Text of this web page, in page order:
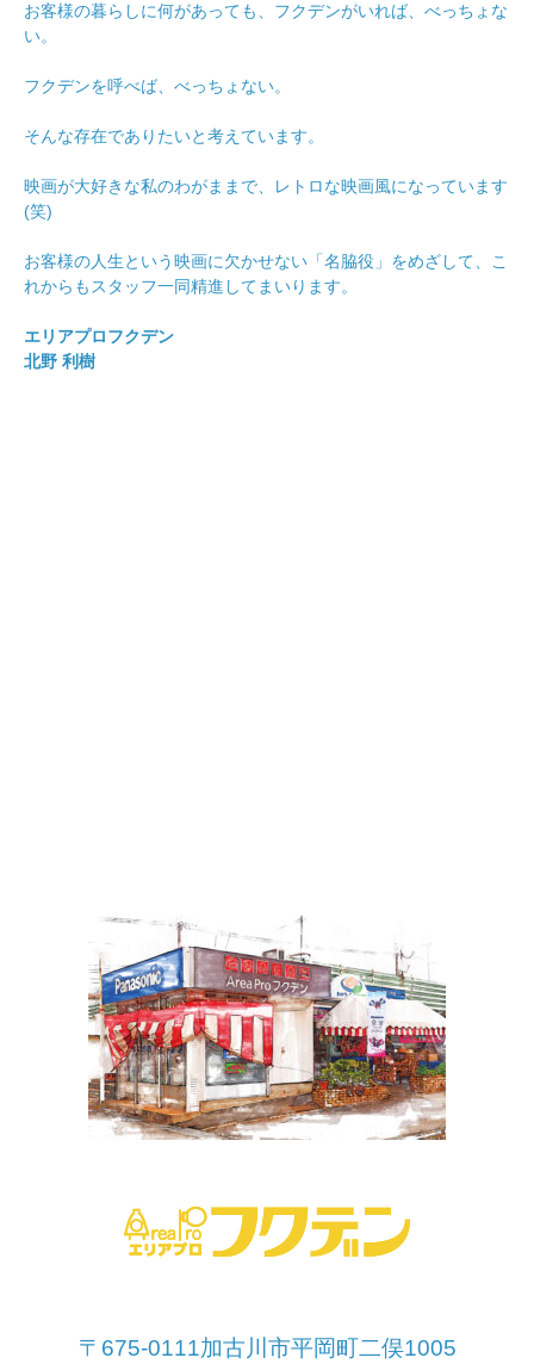
お客様の暮らしに何があっても、フクデンがいれば、べっちょな
い。
フクデンを呼べば、べっちょない。
そんな存在でありたいと考えています。
映画が大好きな私のわがままで、レトロな映画風になっています
(笑)
お客様の人生という映画に欠かせない「名脇役」をめざして、こ
れからもスタッフ一同精進してまいります。
エリアプロフクデン
北野 利樹
〒675-0111加古川市平岡町二俣1005